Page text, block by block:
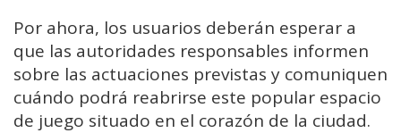
Por ahora, los usuarios deberán esperar a
que las autoridades responsables informen
sobre las actuaciones previstas y comuniquen
cuándo podrá reabrirse este popular espacio
de juego situado en el corazón de la ciudad.